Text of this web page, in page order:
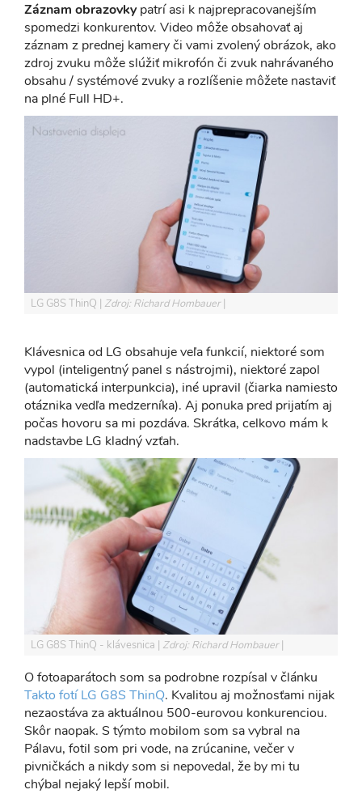
Záznam obrazovkypatrí asi k najprepracovanejším
spomedzi konkurentov. Video môže obsahovať aj
záznam z prednej kamery či vami zvolený obrázok, ako
zdroj zvuku môže slúžiť mikrofón či zvuk nahrávaného
obsahu / systémové zvuky a rozlíšenie môžete nastaviť
na plné Full HD+.
LG G8S ThinQ Zdroj: Richard Hombauer
Klávesnica od LG obsahuje veľa funkcií, niektoré som
vypol (inteligentný panel s nástrojmi), niektoré zapol
(automatická interpunkcia), iné upravil (čiarka namiesto
otáznika vedľa medzerníka). Aj ponuka pred prijatím aj
počas hovoru sa mi pozdáva. Skrátka, celkovo mám k
nadstavbe LG kladný vzťah.
LG G8S ThinQ - klávesnica Zdroj: Richard Hombauer
O fotoaparátoch som sa podrobne rozpísal v článku
Takto fotí LG G8S ThinQ. Kvalitou aj možnosťami nijak
nezaostáva za aktuálnou 500-eurovou konkurenciou.
Skôr naopak. S týmto mobilom som sa vybral na
Pálavu, fotil som pri vode, na zrúcanine, večer v
pivničkách a nikdy som si nepovedal, že by mi tu
chýbal nejaký lepší mobil.